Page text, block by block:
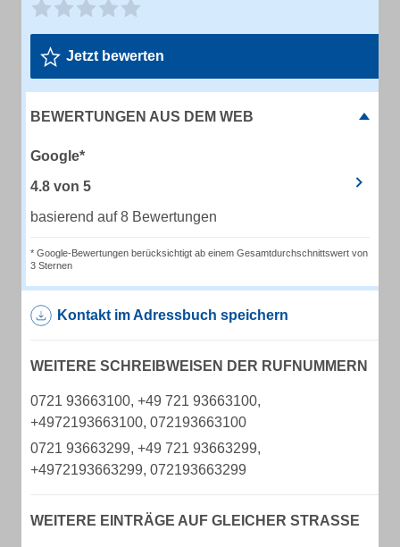
Jetzt bewerten
BEWERTUNGEN AUS DEM WEB
Google*
4.8 von 5
basierend auf 8 Bewertungen
* Google-Bewertungen berücksichtigt ab einem Gesamtdurchschnittswert von
3 Sternen
Kontakt im Adressbuch speichern
WEITERE SCHREIBWEISEN DER RUFNUMMERN
0721 93663100, +49 721 93663100,
+4972193663100, 072193663100
0721 93663299, +49 721 93663299,
+4972193663299, 072193663299
WEITERE EINTRÄGE AUF GLEICHER STRASSE